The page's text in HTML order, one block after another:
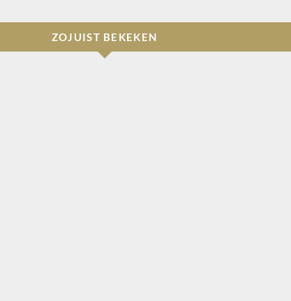
ZOJUIST BEKEKEN